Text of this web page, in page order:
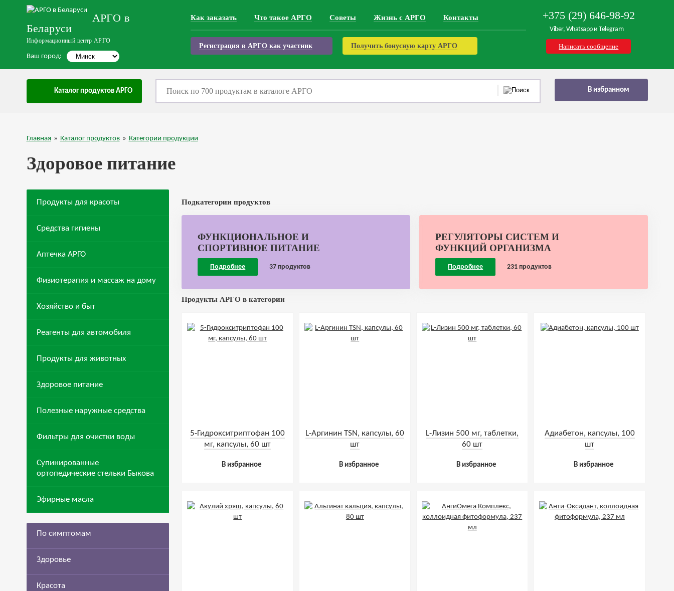
АРГО в
Беларуси
Информационный центр АРГО
Ваш город:
Как заказать Что такое АРГО Советы Жизнь с АРГО Контакты
Регистрация в АРГО как участник Получить бонусную карту АРГО
+375 (29) 646-98-92
Viber, Whatsapp и Telegram
Написать сообщение
Каталог продуктов АРГО В избранном
Главная » Каталог продуктов » Категории продукции
Здоровое питание
Подкатегории продуктов
РЕГУЛЯТОРЫ СИСТЕМ И
ФУНКЦИЙ ОРГАНИЗМА
Подробнее 231 продуктов
ФУНКЦИОНАЛЬНОЕ И
СПОРТИВНОЕ ПИТАНИЕ
Подробнее 37 продуктов
Продукты АРГО в категории
5-Гидрокситриптофан 100
мг, капсулы, 60 шт
В избранное
L-Аргинин TSN, капсулы, 60
шт
В избранное
L-Лизин 500 мг, таблетки,
60 шт
В избранное
Адиабетон, капсулы, 100
шт
В избранное
Продукты для красоты
Средства гигиены
Аптечка АРГО
Физиотерапия и массаж на дому
Хозяйство и быт
Реагенты для автомобиля
Продукты для животных
Здоровое питание
Полезные наружные средства
Фильтры для очистки воды
Супинированные
ортопедические стельки Быкова
Эфирные масла
По симптомам
Здоровье
Красота